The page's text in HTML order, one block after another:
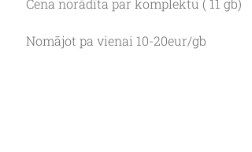
Cena norādīta par komplektu ( 11 gb)
Nomājot pa vienai 10-20eur/gb